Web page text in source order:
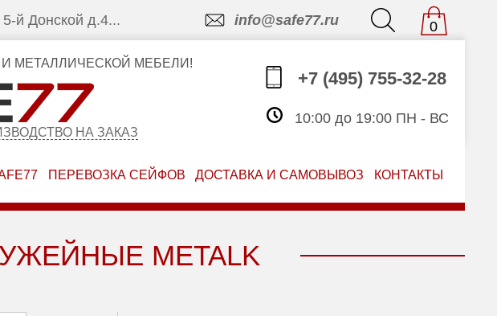
й Донской д.4... info@safe77.ru 0
МЕТАЛЛИЧЕСКОЙ МЕБЕЛИ!
НА ЗАКАЗ
+7 (495) 755-32-28
10:00 до 19:00 ПН - ВС
ПЕРЕВОЗКА СЕЙФОВ ДОСТАВКА И САМОВЫВОЗ КОНТАКТЫ
METALK